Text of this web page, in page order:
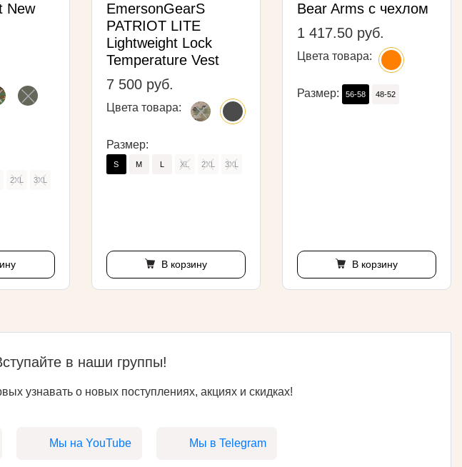
New
2XL 3XL
EmersonGearS
PATRIOT LITE
Lightweight Lock
Temperature Vest
7 500 руб.
Цвета товара:
Размер:
S M L XL 2XL 3XL
В корзину
Bear Arms с чехлом
1 417.50 руб.
Цвета товара:
Размер: 56-58 48-52
В корзину
в наши группы!
узнавать о новых поступлениях, акциях и скидках!
Мы на YouTube Мы в Telegram